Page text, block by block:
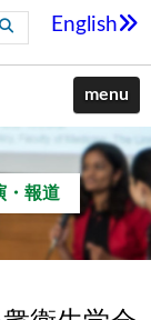
English
menu
・報道